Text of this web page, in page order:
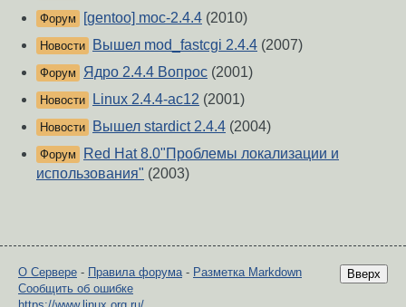
Форум [gentoo] moc-2.4.4 (2010)
Новости Вышел mod_fastcgi 2.4.4 (2007)
Форум Ядро 2.4.4 Вопрос (2001)
Новости Linux 2.4.4-ac12 (2001)
Новости Вышел stardict 2.4.4 (2004)
Форум
Red Hat 8.0"Проблемы локализации и
использования" (2003)
Вверх
О Сервере - Правила форума- Разметка Markdown
Сообщить об ошибке